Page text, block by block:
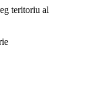
teritoriu al